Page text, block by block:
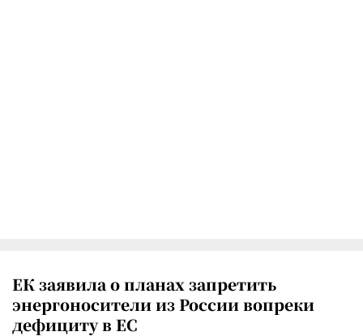
ЕК заявила о планах запретить
энергоносители из России вопреки
дефициту в ЕС